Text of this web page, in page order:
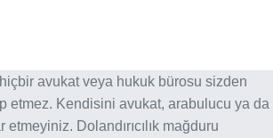
avukat veya hukuk bürosu sizden
etmez. Kendisini avukat, arabulucu ya da
Dolandırıcılık mağduru